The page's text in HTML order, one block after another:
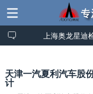
上海奥龙星迪
天津一汽夏利汽车股
计